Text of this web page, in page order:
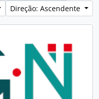
Direção: Ascendente